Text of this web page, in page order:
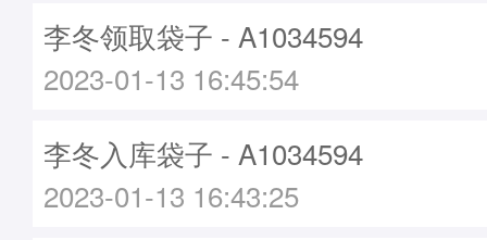
李冬领取袋子 - A1034594
2023-01-13 16:45:54
李冬入库袋子 - A1034594
2023-01-13 16:43:25